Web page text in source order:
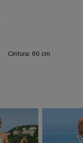
Cintura: 60 cm